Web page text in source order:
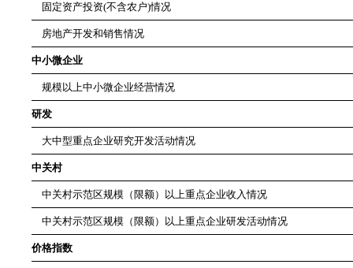
固定资产投资(不含农户)情况
房地产开发和销售情况
中小微企业
规模以上中小微企业经营情况
研发
大中型重点企业研究开发活动情况
中关村
中关村示范区规模（限额）以上重点企业收入情况
中关村示范区规模（限额）以上重点企业研发活动情况
价格指数